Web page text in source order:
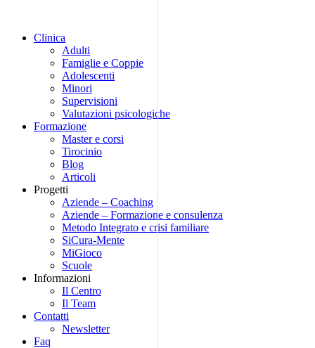
Clinica
Adulti
Famiglie e Coppie
Adolescenti
Minori
Supervisioni
Valutazioni psicologiche
Formazione
Master e corsi
Tirocinio
Blog
Articoli
Progetti
Aziende – Coaching
Aziende – Formazione e consulenza
Metodo Integrato e crisi familiare
SiCura-Mente
MiGioco
Scuole
Informazioni
Il Centro
Il Team
Contatti
Newsletter
Faq